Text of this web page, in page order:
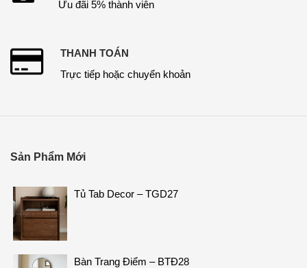
Ưu đãi 5% thành viên
THANH TOÁN
Trực tiếp hoặc chuyển khoản
Sản Phẩm Mới
Tủ Tab Decor – TGD27
Bàn Trang Điểm – BTĐ28